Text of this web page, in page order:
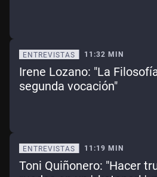
ENTREVISTAS 11:32 MIN
Irene Lozano: "La
segunda vocación"
ENTREVISTAS 11:19 MIN
Toni Quiñonero: "Hacer